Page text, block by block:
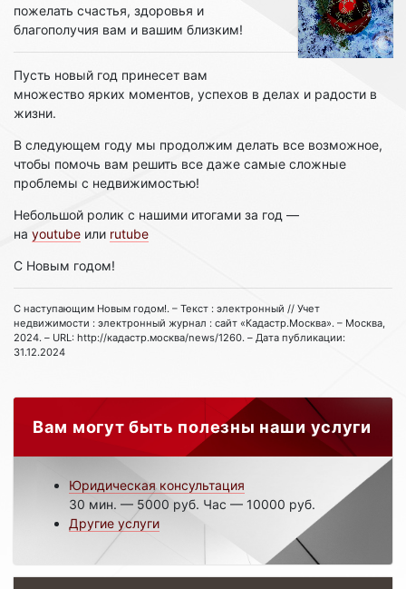
пожелать счастья, здоровья и
благополучия вам и вашим близким!
Пусть новый год принесет вам
множество ярких моментов, успехов в делах и радости в
жизни.
В следующем году мы продолжим делать все возможное,
чтобы помочь вам решить все даже самые сложные
проблемы с недвижимостью!
Небольшой ролик с нашими итогами за год —
на youtube или rutube
С Новым годом!
С наступающим Новым годом!. – Текст : электронный // Учет
недвижимости : электронный журнал : сайт «Кадастр.Москва». – Москва,
2024. – URL: http://кадастр.москва/news/1260. – Дата публикации:
31.12.2024
Вам могут быть полезны наши услуги
Юридическая консультация
30 мин. — 5000 руб. Час — 10000 руб.
Другие услуги